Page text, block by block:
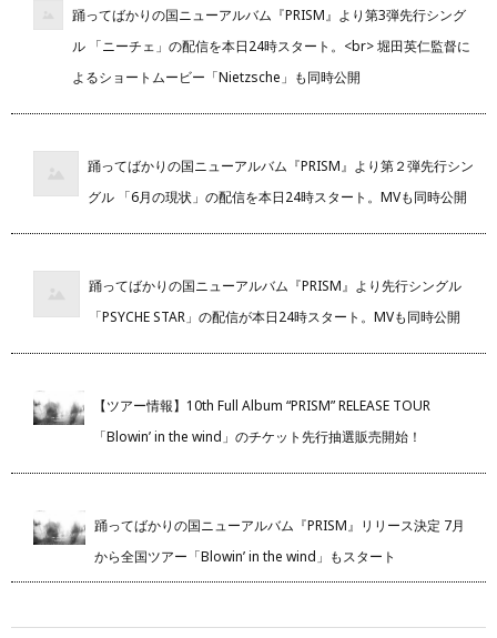
踊ってばかりの国ニューアルバム『PRISM』より第3弾先行シング
ル 「ニーチェ」の配信を本日24時スタート。<br> 堀田英仁監督に
よるショートムービー「Nietzsche」も同時公開
踊ってばかりの国ニューアルバム『PRISM』より第２弾先行シン
グル 「6月の現状」の配信を本日24時スタート。MVも同時公開
踊ってばかりの国ニューアルバム『PRISM』より先行シングル
「PSYCHE STAR」の配信が本日24時スタート。MVも同時公開
【ツアー情報】10th Full Album “PRISM” RELEASE TOUR
「Blowin’ in the wind」のチケット先行抽選販売開始！
踊ってばかりの国ニューアルバム『PRISM』リリース決定 7月
から全国ツアー「Blowin’ in the wind」もスタート